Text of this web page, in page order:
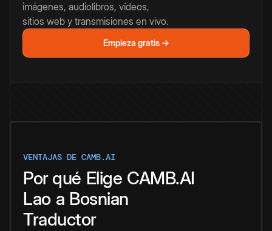
imágenes, audiolibros, vídeos,
sitios web y transmisiones en vivo.
Empieza gratis →
VENTAJAS DE CAMB.AI
Por qué Elige CAMB.AI
Lao a Bosnian
Traductor